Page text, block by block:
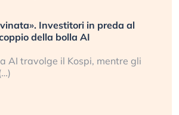
Investitori in preda al
della bolla AI
AI travolge il Kospi, mentre gli